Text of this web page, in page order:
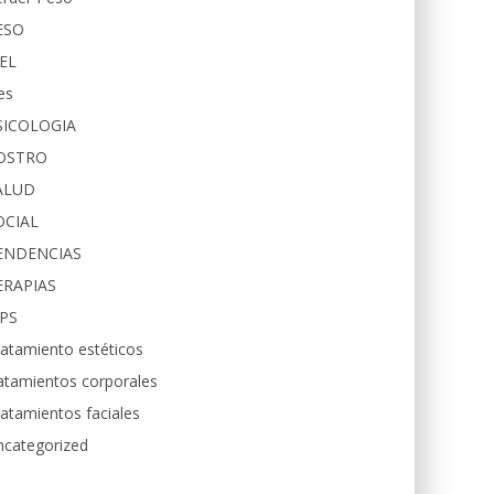
estéticos
corporales
faciales